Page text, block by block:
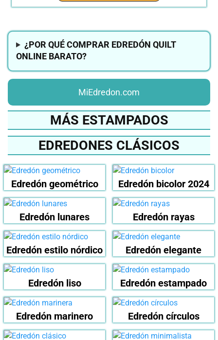
¿POR QUÉ COMPRAR EDREDÓN QUILT
ONLINE BARATO?
MiEdredon.com
MÁS ESTAMPADOS
EDREDONES CLÁSICOS
Edredón geométrico Edredón bicolor 2024
Edredón lunares Edredón rayas
Edredón estilo nórdico Edredón elegante
Edredón liso Edredón estampado
Edredón marinero Edredón círculos